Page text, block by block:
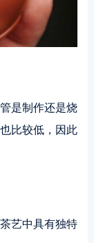
是制作还是烧
比较低，因此
艺中具有独特